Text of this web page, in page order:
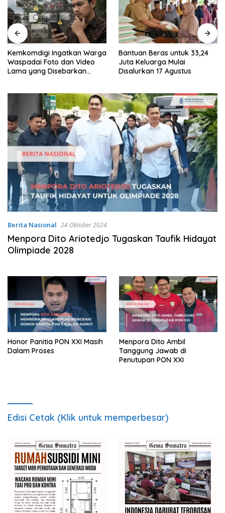
Kemkomdigi Ingatkan Warga
Waspadai Foto dan Video
Lama yang Disebarkan
Bantuan Beras untuk 33,24
Juta Keluarga Mulai
Disalurkan 17 Agustus
Berita Nasional 24 Oktober 2024
Menpora Dito Ariotedjo Tugaskan Taufik Hidayat
Olimpiade 2028
Honor Panitia PON XXI Masih
Dalam Proses
Menpora Dito Ambil
Tanggung Jawab di
Penutupan PON XXI
Edisi Cetak (Klik untuk memperbesar)